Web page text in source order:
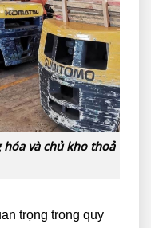
và chủ kho thoả
trọng trong quy